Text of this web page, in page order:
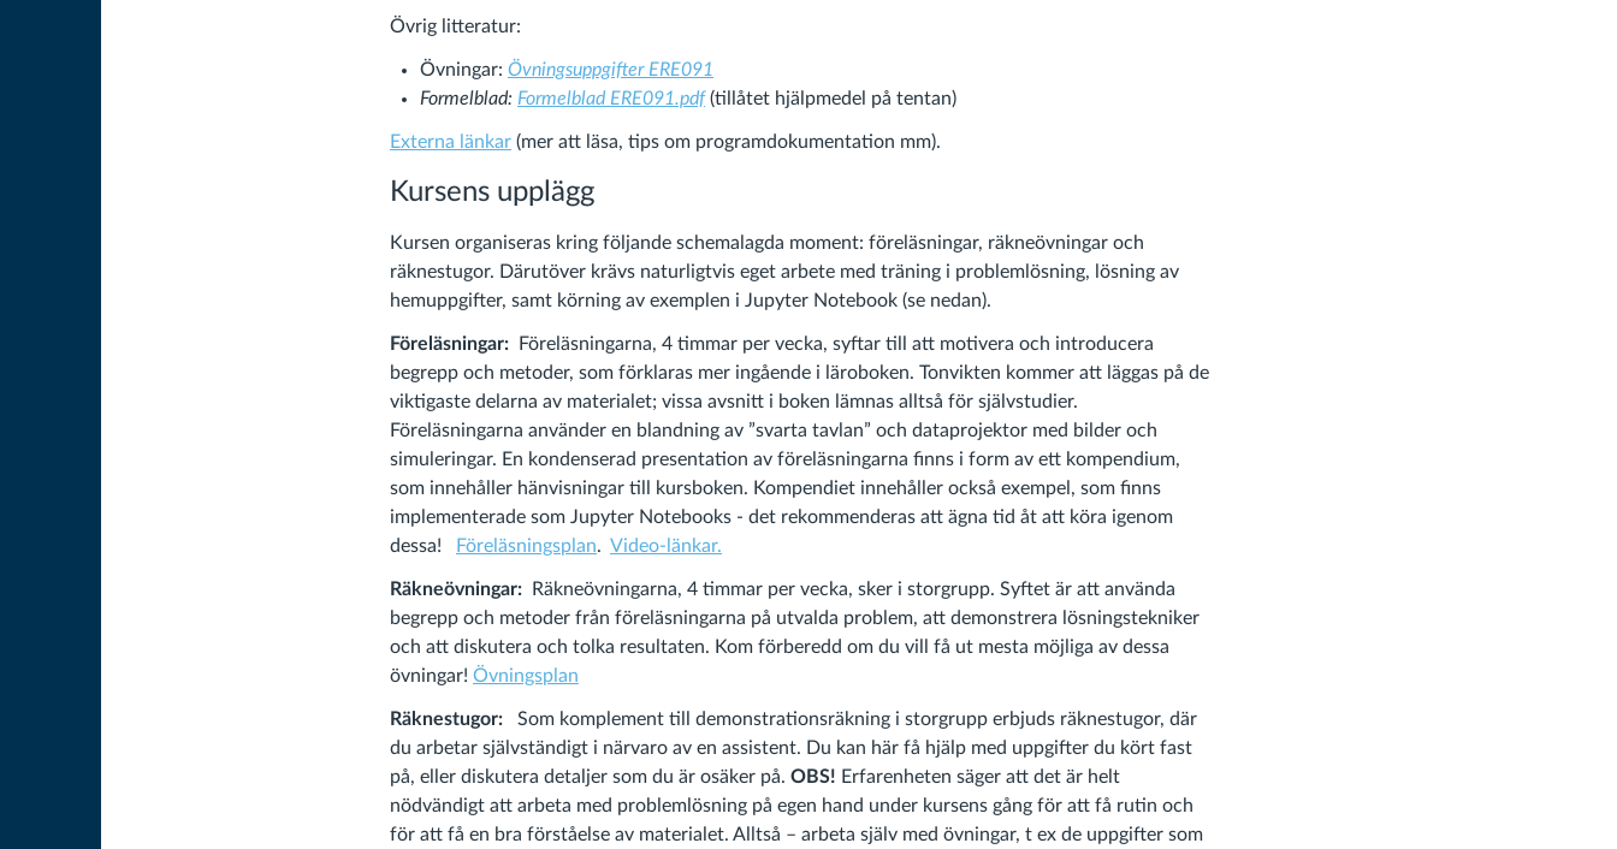
Övrig litteratur:
Övningar: Övningsuppgifter ERE091
Formelblad: Formelblad ERE091.pdf(tillåtet hjälpmedel på tentan)
Externa länkar (mer att läsa, tips om programdokumentation mm).
Kursens upplägg
Kursen organiseras kring följande schemalagda moment: föreläsningar, räkneövningar och
räknestugor. Därutöver krävs naturligtvis eget arbete med träning i problemlösning, lösning av
hemuppgifter, samt körning av exemplen i Jupyter Notebook (se nedan).
Föreläsningar:
Föreläsningarna, 4 timmar per vecka, syftar till att motivera och introducera
begrepp och metoder, som förklaras mer ingående i läroboken. Tonvikten kommer att läggas på de
viktigaste delarna av materialet; vissa avsnitt i boken lämnas alltså för självstudier.
Föreläsningarna använder en blandning av ”svarta tavlan” och dataprojektor med bilder och
simuleringar. En kondenserad presentation av föreläsningarna finns i form av ett kompendium,
som innehåller hänvisningar till kursboken. Kompendiet innehåller också exempel, som finns
implementerade som Jupyter Notebooks - det rekommenderas att ägna tid åt att köra igenom
dessa!
Föreläsningsplan. Video-länkar.
Räkneövningar:
Räkneövningarna, 4 timmar per vecka, sker i storgrupp. Syftet är att använda
begrepp och metoder från föreläsningarna på utvalda problem, att demonstrera lösningstekniker
och att diskutera och tolka resultaten. Kom förberedd om du vill få ut mesta möjliga av dessa
övningar! Övningsplan
Räknestugor: Som komplement till demonstrationsräkning i storgrupp erbjuds räknestugor, där
du arbetar självständigt i närvaro av en assistent. Du kan här få hjälp med uppgifter du kört fast
på, eller diskutera detaljer som du är osäker på. OBS! Erfarenheten säger att det är helt
nödvändigt att arbeta med problemlösning på egen hand under kursens gång för att få rutin och
för att få en bra förståelse av materialet. Alltså – arbeta själv med övningar, t ex de uppgifter som